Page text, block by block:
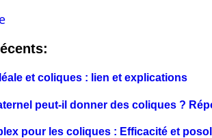
et coliques : lien et explications
peut-il donner des coliques ?
pour les coliques : Efficacité et